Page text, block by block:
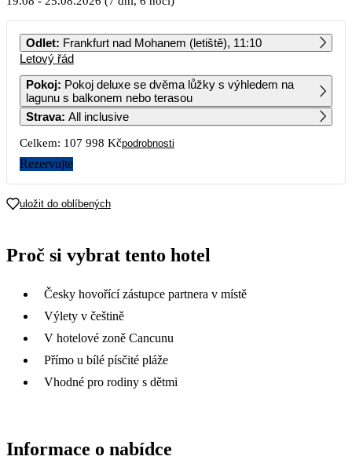
PO ÚT ST ČT PÁ SO NE
3 4 5 6 7 8 9
10 11 12
17
54 769
18
78 719
19 20 21 22 23
Odlet: Frankfurt nad Mohanem (letiště), 11:10
Letový řád
Pokoj: Pokoj deluxe se dvěma lůžky s výhledem na
lagunu s balkonem nebo terasou
Strava: All inclusive
Celkem: 107 998 Kčpodrobnosti
Rezervujte
uložit do oblíbených
Proč si vybrat tento hotel
Česky hovořící zástupce partnera v místě
Výlety v češtině
V hotelové zoně Cancunu
Přímo u bílé písčité pláže
Vhodné pro rodiny s dětmi
Informace o nabídce